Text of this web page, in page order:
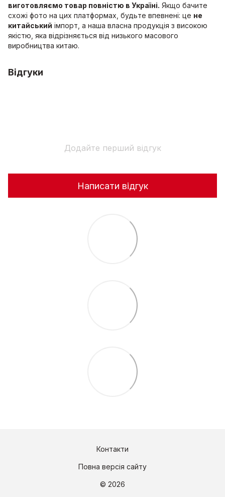
виготовляємо товар повністю в Україні. Якщо бачите
схожі фото на цих платформах, будьте впевнені: це не
китайський імпорт, а наша власна продукція з високою
якістю, яка відрізняється від низького масового
виробництва китаю.
Відгуки
Додайте перший відгук
Написати відгук
Контакти
Повна версія сайту
© 2026